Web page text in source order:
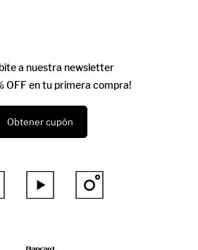
a nuestra newsletter
OFF en tu primera compra!
Obtener cupón
 